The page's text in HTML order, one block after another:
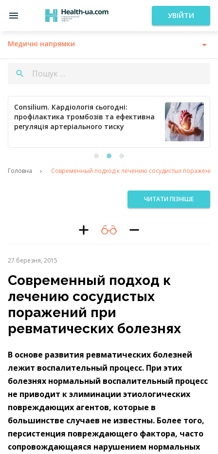
УВІЙТИ
Медичні напрямки
Consilium. Кардіологія сьогодні:
профілактика тромбозів та ефективна
регуляція артеріального тиску
Головна Современный подход к лечению сосудистых
ЧИТАТИ ПІЗНІШЕ
27 березня, 2015
Современный подход к
лечению сосудистых
поражений при
ревматических болезнях
В основе развития ревматических болезней
лежит воспалительный процесс. При этих
болезнях нормальный воспалительный процесс
не приводит к элиминации этиологических
повреждающих агентов, которые в
большинстве случаев не известны. Более того,
персистенция повреждающего фактора, часто
сопровождающаяся нарушением нормальных